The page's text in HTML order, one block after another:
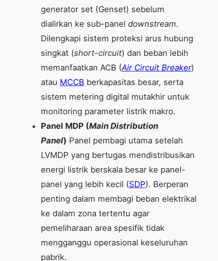
generator set (Genset) sebelum
dialirkan ke sub-panel downstream.
Dilengkapi sistem proteksi arus hubung
singkat (short-circuit) dan beban lebih
memanfaatkan ACB (Air Circuit Breaker)
atau MCCB berkapasitas besar, serta
sistem metering digital mutakhir untuk
monitoring parameter listrik makro.
Panel MDP (Main Distribution
Panel) Panel pembagi utama setelah
LVMDP yang bertugas mendistribusikan
energi listrik berskala besar ke panel-
panel yang lebih kecil (SDP). Berperan
penting dalam membagi beban elektrikal
ke dalam zona tertentu agar
pemeliharaan area spesifik tidak
mengganggu operasional keseluruhan
pabrik.